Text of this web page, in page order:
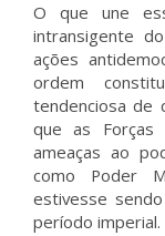
O que une
intransigente
ações
ordem
tendenciosa de
que as Forças
ameaças ao
como Poder
estivesse
período imperial.